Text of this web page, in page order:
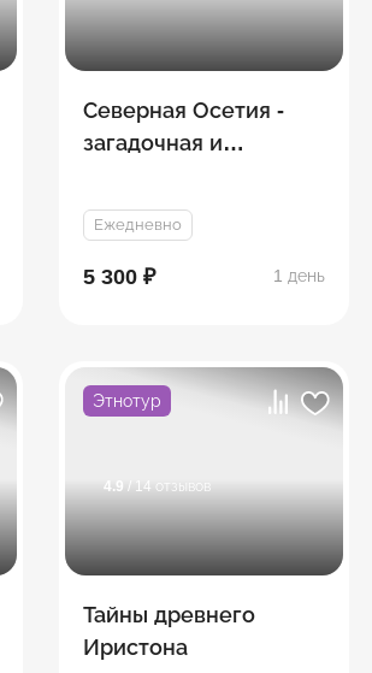
Северная Осетия -
загадочная и
группа)
Ежедневно
5 300 ₽ 1 день
Этнотур
4.9 / 14 отзывов
Тайны древнего
Иристона